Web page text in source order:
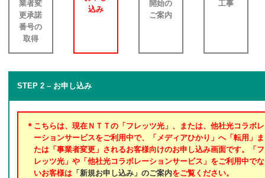
業者変
更承諾
番号の
取得
込み
開始の
ご案内
工事
STEP 2 – お申し込み
＊こちらは、現在ＮＴＴの「フレッツ光」、または、他社光コラボレ
ーションサービスをご利用中で、「メディアひかり」へ「転用」ま
たは「事業者変更」されるお客様向けのお申し込み画面です。「フ
レッツ光」や「他社光コラボレーションサービス」をご利用中でな
いお客様は「新規お申し込み」のご案内をご覧ください。